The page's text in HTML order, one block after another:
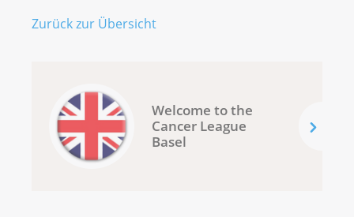
Zurück zur Übersicht
Welcome to the
Cancer League
Basel